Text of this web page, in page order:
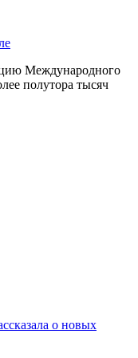
Международного
полутора тысяч
о новых